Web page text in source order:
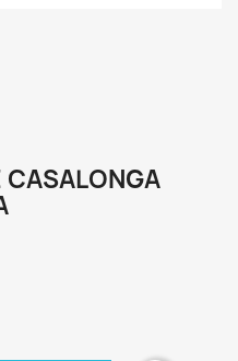
CASALONGA